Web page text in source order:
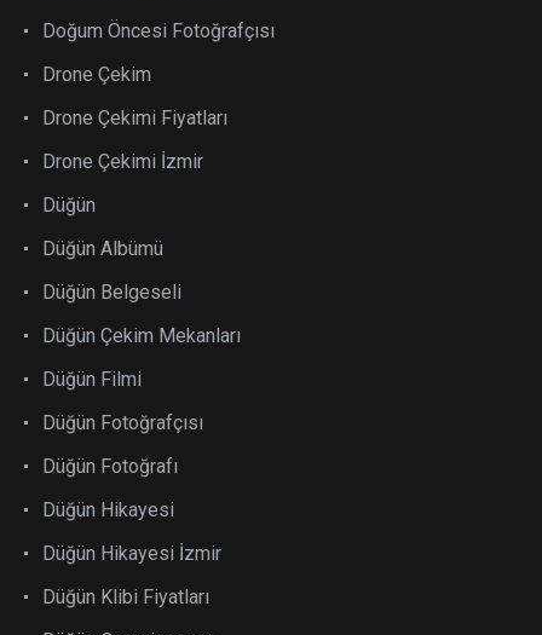
Doğum Öncesi Fotoğrafçısı
Drone Çekim
Drone Çekimi Fiyatları
Drone Çekimi İzmir
Düğün
Düğün Albümü
Düğün Belgeseli
Düğün Çekim Mekanları
Düğün Filmi
Düğün Fotoğrafçısı
Düğün Fotoğrafı
Düğün Hikayesi
Düğün Hikayesi İzmir
Düğün Klibi Fiyatları